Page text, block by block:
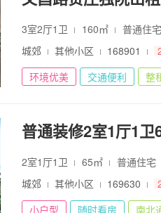
3室2厅1卫 160㎡
普通住
城郊
其他小区 168901
环境优美
交通便利 整
普通装修2室1厅1卫
2室1厅1卫 65㎡
普通住宅
城郊
其他小区 169630
小户型
随时看房 南北